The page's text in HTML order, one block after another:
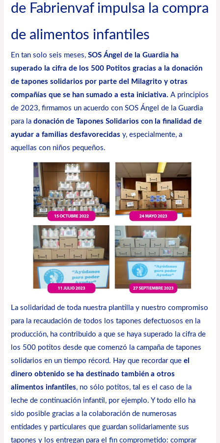
de Fabrienvaf impulsa la compra
de alimentos infantiles
En tan solo seis meses,SOS Ángel de la Guardia ha
superado la cifra de los 500 Potitos gracias a la donación
de tapones solidarios por parte del
Milagrito y otras
compañías que se han sumado a esta iniciativa. A principios
de 2023, firmamos un acuerdo con SOS Ángel de la Guardia
para ladonación de Tapones Solidarios con la finalidad de
ayudar a familias desfavorecidas y, especialmente, a
aquellas con niños pequeños.
La solidaridad de toda nuestra plantilla y nuestro compromiso
para la recaudación de todos los tapones defectuosos en la
producción, ha contribuido a que se haya superado la cifra de
los 500 potitos desde que comenzó la campaña de tapones
solidarios en un tiempo récord. Hay que recordar queel
dinero obtenido se ha destinado también a otros
alimentos infantiles, no sólo potitos, tal es el caso de la
leche de continuación infantil, por ejemplo. Y todo ello ha
sido posible gracias a la colaboración de numerosas
entidades y particulares que guardan solidariamente sus
tapones y los entregan para el fin comprometido: comprar